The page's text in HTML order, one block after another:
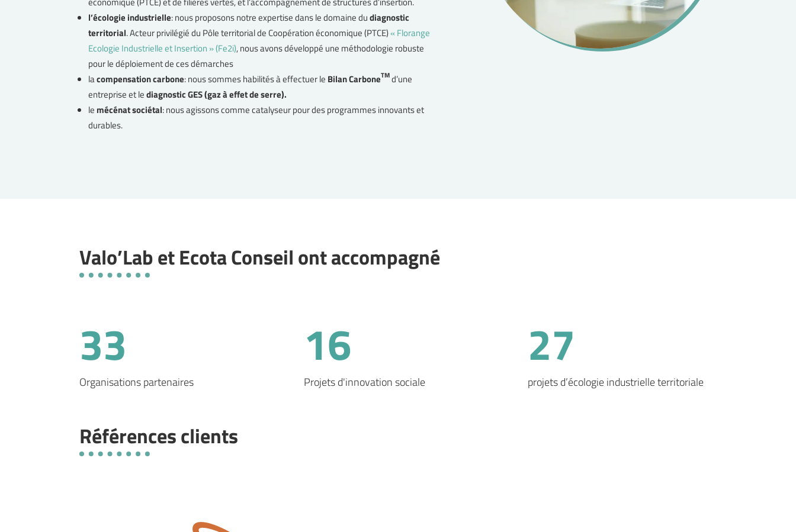
l’écologie industrielle: nous proposons notre expertise dans le domaine dudiagnostic
territorial. Acteur privilégié du Pôle territorial de Coopération économique (PTCE)« Florange
Ecologie Industrielle et Insertion » (Fe2i),nous avons développé une méthodologie robuste
pour le déploiement de ces démarches
lacompensation carbone: nous sommes habilités à effectuer le Bilan CarboneTMd’une
entreprise et lediagnostic GES (gaz à effet de serre).
le mécénat sociétal: nous agissons comme catalyseur pour des programmes innovants et
durables.
Valo’Lab et Ecota Conseil ont accompagné
33
Organisations partenaires
16
Projets d'innovation sociale
27
projets d’écologie industrielle territoriale
Références clients